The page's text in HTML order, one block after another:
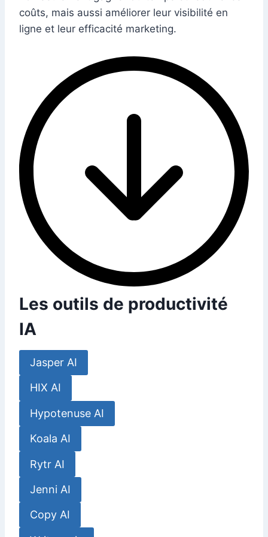
coûts, mais aussi améliorer leur visibilité en
ligne et leur efficacité marketing.
Les outils de productivité
IA
Jasper AI
HIX AI
Hypotenuse AI
Koala AI
Rytr AI
Jenni AI
Copy AI